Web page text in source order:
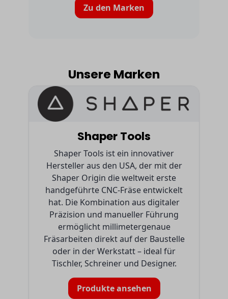
Zu den Marken
Unsere Marken
Shaper Tools
Shaper Tools ist ein innovativer
Hersteller aus den USA, der mit der
Shaper Origin die weltweit erste
handgeführte CNC-Fräse entwickelt
hat. Die Kombination aus digitaler
Präzision und manueller Führung
ermöglicht millimetergenaue
Fräsarbeiten direkt auf der Baustelle
oder in der Werkstatt – ideal für
Tischler, Schreiner und Designer.
Produkte ansehen